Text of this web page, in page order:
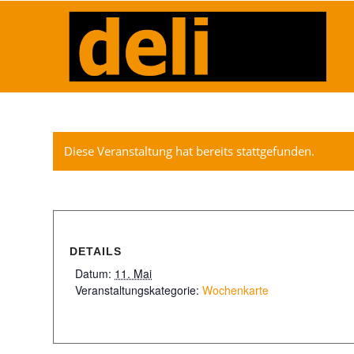
Diese Veranstaltung hat bereits stattgefunden.
DETAILS
Datum: 11. Mai
Veranstaltungskategorie: Wochenkarte